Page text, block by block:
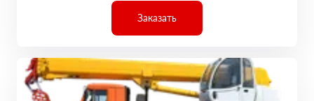
Заказать